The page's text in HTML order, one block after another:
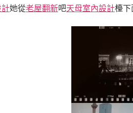
計她從老屋翻新吧天母室內設計檯下